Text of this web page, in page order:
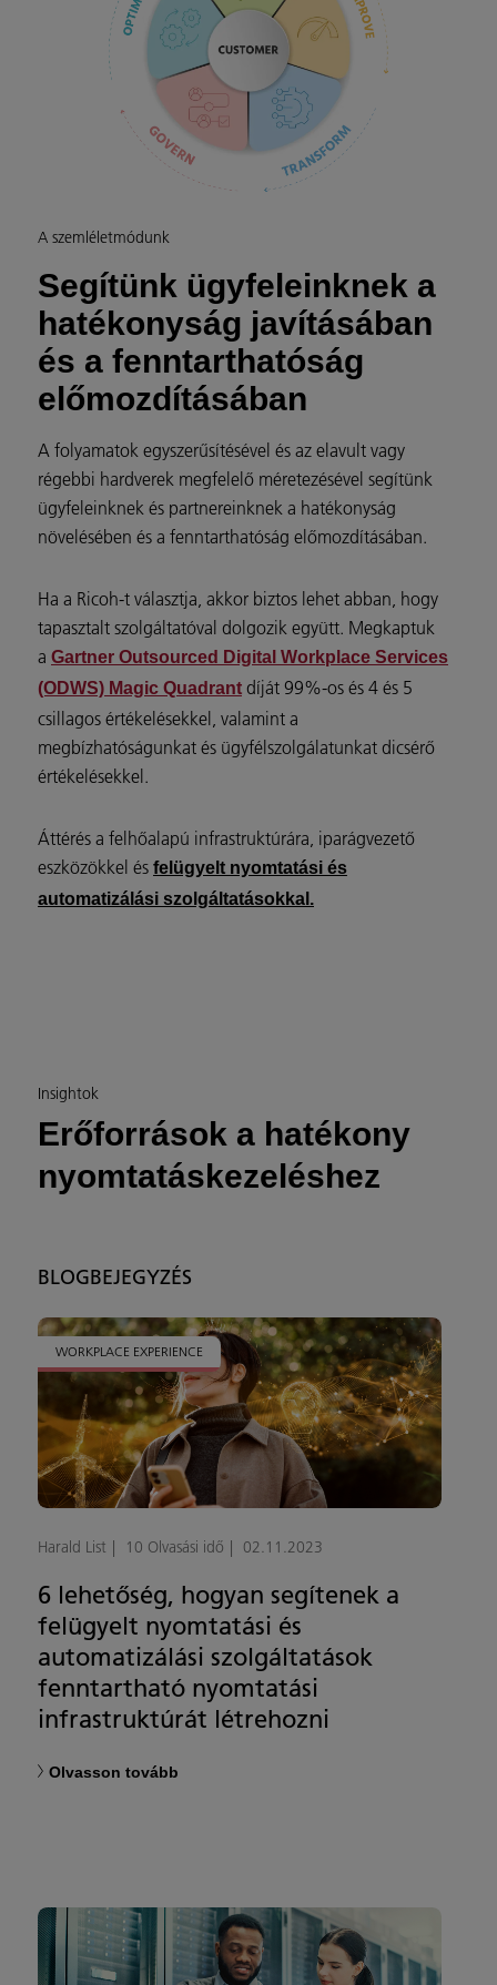
A szemléletmódunk
Segítünk ügyfeleinknek a
hatékonyság javításában
és a fenntarthatóság
előmozdításában
A folyamatok egyszerűsítésével és az elavult vagy
régebbi hardverek megfelelő méretezésével segítünk
ügyfeleinknek és partnereinknek a hatékonyság
növelésében és a fenntarthatóság előmozdításában.
Ha a Ricoh-t választja, akkor biztos lehet abban, hogy
tapasztalt szolgáltatóval dolgozik együtt. Megkaptuk
a Gartner Outsourced Digital Workplace Services
(ODWS) Magic Quadrant díját 99%-os és 4 és 5
csillagos értékelésekkel, valamint a
megbízhatóságunkat és ügyfélszolgálatunkat dicsérő
értékelésekkel.
Áttérés a felhőalapú infrastruktúrára, iparágvezető
eszközökkel és felügyelt nyomtatási és
automatizálási szolgáltatásokkal.
Insightok
Erőforrások a hatékony
nyomtatáskezeléshez
BLOGBEJEGYZÉS
WORKPLACE EXPERIENCE
Harald List 10 Olvasási idő 02.11.2023
6 lehetőség, hogyan segítenek a
felügyelt nyomtatási és
automatizálási szolgáltatások
fenntartható nyomtatási
infrastruktúrát létrehozni
Olvasson tovább